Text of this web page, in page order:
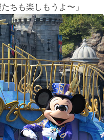
ちも楽しもうよ〜」